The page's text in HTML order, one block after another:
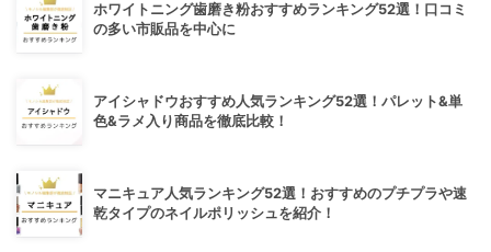
ホワイトニング歯磨き粉おすすめランキング52選！口コミ
の多い市販品を中心に
アイシャドウおすすめ人気ランキング52選！パレット&単
色&ラメ入り商品を徹底比較！
マニキュア人気ランキング52選！おすすめのプチプラや速
乾タイプのネイルポリッシュを紹介！